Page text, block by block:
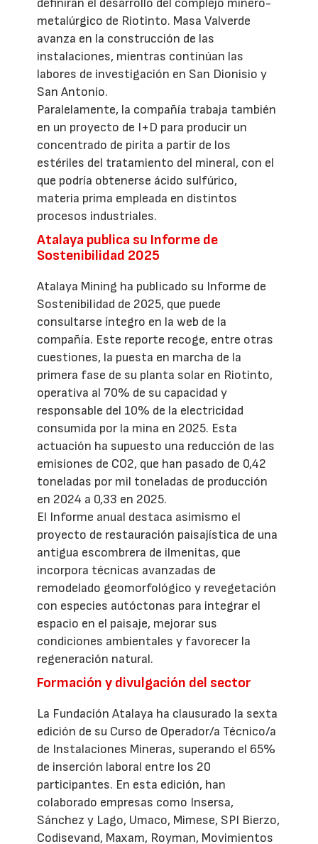
metalúrgico de Riotinto. Masa Valverde
avanza en la construcción de las
instalaciones, mientras continúan las
labores de investigación en San Dionisio y
San Antonio.
Paralelamente, la compañía trabaja también
en un proyecto de I+D para producir un
concentrado de pirita a partir de los
estériles del tratamiento del mineral, con el
que podría obtenerse ácido sulfúrico,
materia prima empleada en distintos
procesos industriales.
Atalaya publica su Informe de
Sostenibilidad 2025
Atalaya Mining ha publicado su Informe de
Sostenibilidad de 2025, que puede
consultarse íntegro en la web de la
compañía. Este reporte recoge, entre otras
cuestiones, la puesta en marcha de la
primera fase de su planta solar en Riotinto,
operativa al 70% de su capacidad y
responsable del 10% de la electricidad
consumida por la mina en 2025. Esta
actuación ha supuesto una reducción de las
emisiones de CO2, que han pasado de 0,42
toneladas por mil toneladas de producción
en 2024 a 0,33 en 2025.
El Informe anual destaca asimismo el
proyecto de restauración paisajística de una
antigua escombrera de ilmenitas, que
incorpora técnicas avanzadas de
remodelado geomorfológico y revegetación
con especies autóctonas para integrar el
espacio en el paisaje, mejorar sus
condiciones ambientales y favorecer la
regeneración natural.
Formación y divulgación del sector
La Fundación Atalaya ha clausurado la sexta
edición de su Curso de Operador/a Técnico/a
de Instalaciones Mineras, superando el 65%
de inserción laboral entre los 20
participantes. En esta edición, han
colaborado empresas como Insersa,
Sánchez y Lago, Umaco, Mimese, SPI Bierzo,
Codisevand, Maxam, Royman, Movimientos